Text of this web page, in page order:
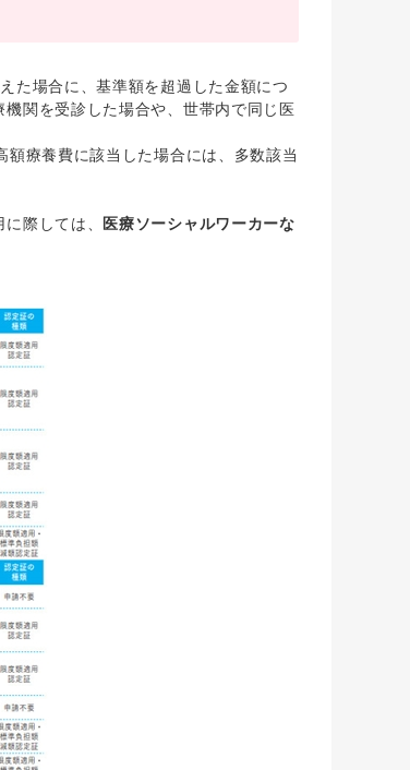
た場合に、基準額を超過した金額につ
関を受診した場合や、世帯内で同じ医
療養費に該当した場合には、多数該当
際しては、
医療ソーシャルワーカーな